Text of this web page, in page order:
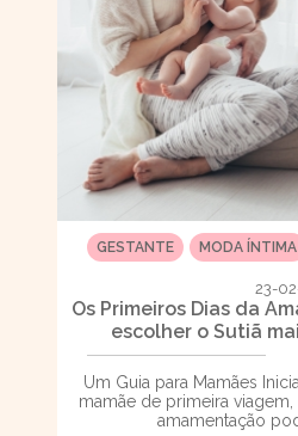
GESTANTE MODA ÍNTIMA
23-
Os Primeiros Dias da
escolher o Sutiã
Um Guia para Mamães
mamãe de primeira
amamentação